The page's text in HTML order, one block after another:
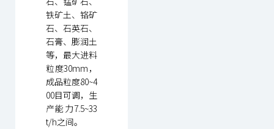
铁矿土、铬矿
石、石英石、
石膏、膨润土
等，最大进料
粒度30mm，
成品粒度80~4
00目可调，生
产能力7.5~33
t/h之间。